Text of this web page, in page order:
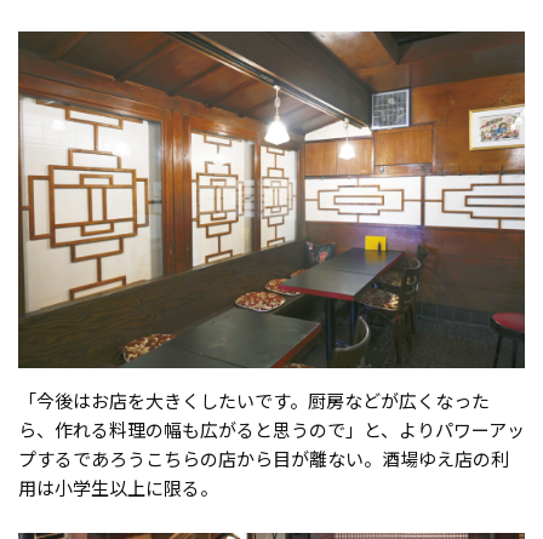
「今後はお店を大きくしたいです。厨房などが広くなった
ら、作れる料理の幅も広がると思うので」と、よりパワーアッ
プするであろうこちらの店から目が離ない。酒場ゆえ店の利
用は小学生以上に限る。